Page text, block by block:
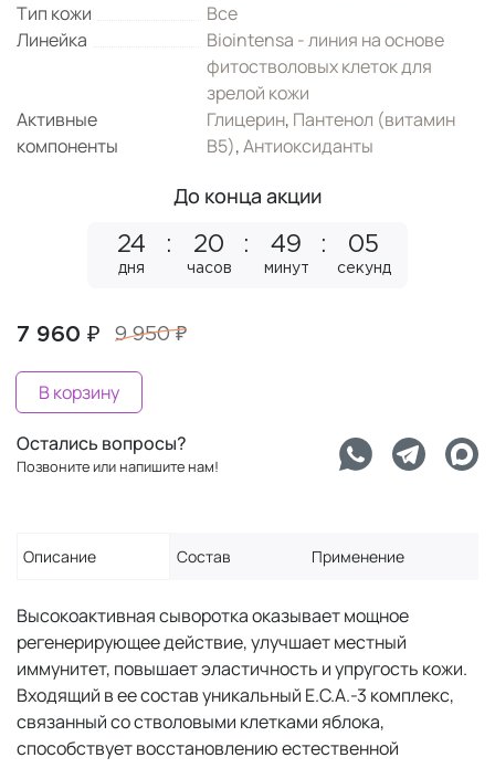
Тип кожи
Все
Линейка
Biointensa - линия на основе
фитостволовых клеток для
зрелой кожи
Активные
компоненты
Глицерин, Пантенол (витамин
B5),Антиоксиданты
До конца акции
24
дня
20
часов
49
минут
04
секунды
7 960 ₽ 9 950 ₽
В корзину
Остались вопросы?
Позвоните или напишите нам!
Описание Состав Применение
Высокоактивная сыворотка оказывает мощное
регенерирующее действие, улучшает местный
иммунитет, повышает эластичность и упругость кожи.
Входящий в ее состав уникальный E.C.A.-3 комплекс,
связанный со стволовыми клетками яблока,
способствует восстановлению естественной